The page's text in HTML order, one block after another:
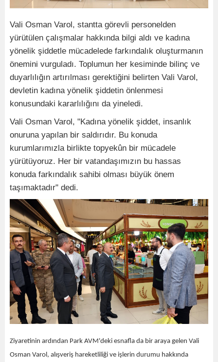
Vali Osman Varol, stantta görevli personelden
yürütülen çalışmalar hakkında bilgi aldı ve kadına
yönelik şiddetle mücadelede farkındalık oluşturmanın
önemini vurguladı. Toplumun her kesiminde bilinç ve
duyarlılığın artırılması gerektiğini belirten Vali Varol,
devletin kadına yönelik şiddetin önlenmesi
konusundaki kararlılığını da yineledi.
Vali Osman Varol, "Kadına yönelik şiddet, insanlık
onuruna yapılan bir saldırıdır. Bu konuda
kurumlarımızla birlikte topyekûn bir mücadele
yürütüyoruz. Her bir vatandaşımızın bu hassas
konuda farkındalık sahibi olması büyük önem
taşımaktadır" dedi.
Ziyaretinin ardından Park AVM'deki esnafla da bir araya gelen Vali
Osman Varol, alışveriş hareketliliği ve işlerin durumu hakkında